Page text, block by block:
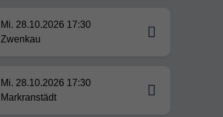
Mi. 28.10.2026 17:30
Zwenkau
Mi. 28.10.2026 17:30
Markranstädt